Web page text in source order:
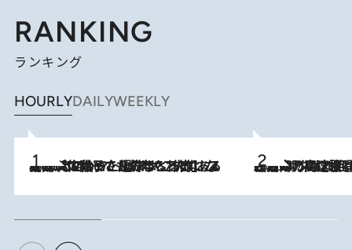
RANKING
ランキング
HOURLYDAILYWEEKLY
2026.8.5
【阿川佐和子さんの年とる力】なぜ70代で始めた趣味は“こんなに楽しい”のか？ ピアノ、俳句…スランプに陥っても続けられる“ある秘訣”とは 2026.8.7
「湘南乃風に憧れて」観客大盛上がりの“タオル回し”に、ラッパー顔負けの高速歌唱まで…さだまさし（74）のアグレッシブすぎる現在地